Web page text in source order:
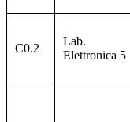
C0.2
Lab.
Elettronica 5